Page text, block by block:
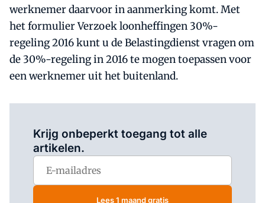
werknemer daarvoor in aanmerking komt. Met
het formulier Verzoek loonheffingen 30%-
regeling 2016 kunt u de Belastingdienst vragen om
de 30%-regeling in 2016 te mogen toepassen voor
een werknemer uit het buitenland.
Krijg onbeperkt toegang tot alle
artikelen.
Lees 1 maand gratis